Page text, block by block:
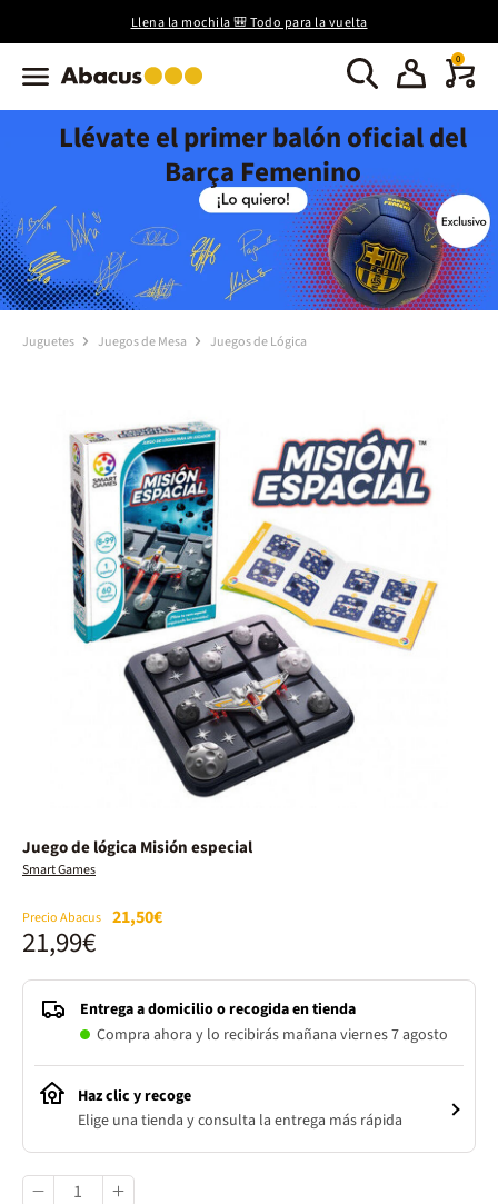
Llena la mochila 🎒 Todo para la vuelta
0
Llévate el primer balón oficial del
Barça Femenino
Juguetes Juegos de Mesa Juegos de Lógica
Juego de lógica Misión especial
Smart Games
Precio Abacus 21,50€
21,99€
Entrega a domicilio o recogida en tienda
Compra ahora y lo recibirás mañana viernes 7 agosto
Haz clic y recoge
Elige una tienda y consulta la entrega más rápida